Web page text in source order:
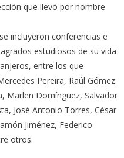
que llevó por nombre
incluyeron conferencias e
estudiosos de su vida
entre los que
Pereira, Raúl Gómez
Marlen Domínguez, Salvador
José Antonio Torres, César
Jiménez, Federico
otros.